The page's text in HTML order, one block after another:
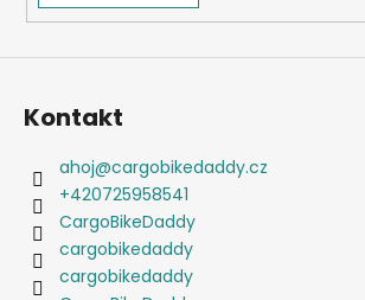
Kontakt
ahoj@cargobikedaddy.cz
+420725958541
CargoBikeDaddy
cargobikedaddy
cargobikedaddy